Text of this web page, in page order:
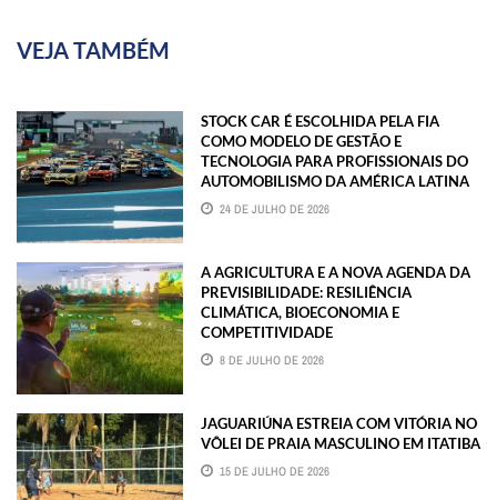
VEJA TAMBÉM
STOCK CAR É ESCOLHIDA PELA FIA
COMO MODELO DE GESTÃO E
TECNOLOGIA PARA PROFISSIONAIS DO
AUTOMOBILISMO DA AMÉRICA LATINA
24 DE JULHO DE 2026
A AGRICULTURA E A NOVA AGENDA DA
PREVISIBILIDADE: RESILIÊNCIA
CLIMÁTICA, BIOECONOMIA E
COMPETITIVIDADE
8 DE JULHO DE 2026
JAGUARIÚNA ESTREIA COM VITÓRIA NO
VÔLEI DE PRAIA MASCULINO EM ITATIBA
15 DE JULHO DE 2026